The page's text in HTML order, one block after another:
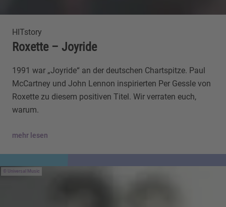
HITstory
Roxette – Joyride
1991 war „Joyride“ an der deutschen Chartspitze. Paul
McCartney und John Lennon inspirierten Per Gessle von
Roxette zu diesem positiven Titel. Wir verraten euch,
warum.
mehr lesen
Universal Music